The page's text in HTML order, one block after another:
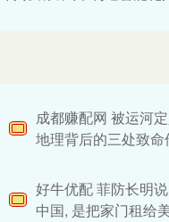
成都赚配网 被运河
地理背后的三处致命
好牛优配 菲防长明
中国, 是把家门租给